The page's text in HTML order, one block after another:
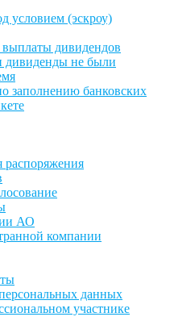
условием (эскроу)
дивидендов
дивиденды не были
заполнению банковских
распоряжения
АО
компании
данных
участнике